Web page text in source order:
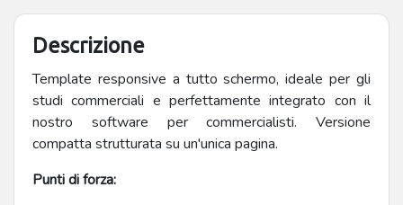
Descrizione
Template responsive a tutto schermo, ideale per gli
studi commerciali e perfettamente integrato con il
nostro software per commercialisti. Versione
compatta strutturata su un'unica pagina.
Punti di forza: